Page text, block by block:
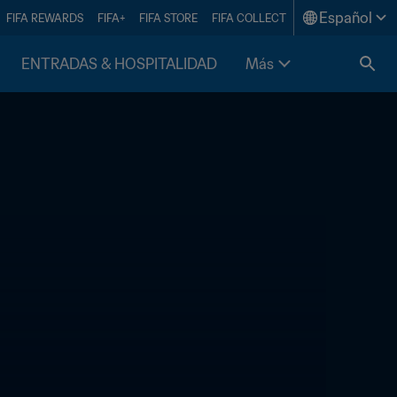
FIFA REWARDS FIFA+ FIFA STORE FIFA COLLECT Español
ENTRADAS & HOSPITALIDAD Más